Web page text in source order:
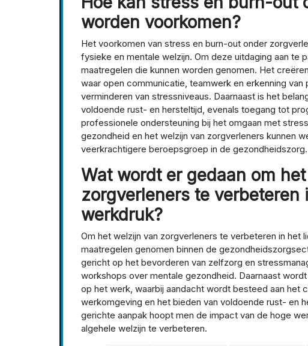
worden voorkomen?
Het voorkomen van stress en burn-out onder
fysieke en mentale welzijn. Om deze uitdaging aan te
maatregelen die kunnen worden genomen. Het
waar open communicatie, teamwerk en erkenning
verminderen van stressniveaus. Daarnaast is het
voldoende rust- en hersteltijd, evenals toegang tot
professionele ondersteuning bij het omgaan met
gezondheid en het welzijn van zorgverleners kunnen
veerkrachtigere beroepsgroep in de gezondheidszorg.
Wat wordt er gedaan om
zorgverleners te
werkdruk?
Om het welzijn van zorgverleners te verbeteren in het
maatregelen genomen binnen de
gericht op het bevorderen van zelfzorg en
workshops over mentale gezondheid. Daarnaast
op het werk, waarbij aandacht wordt besteed aan het
werkomgeving en het bieden van voldoende rust- en
gerichte aanpak hoopt men de impact van de hoge
algehele welzijn te verbeteren.